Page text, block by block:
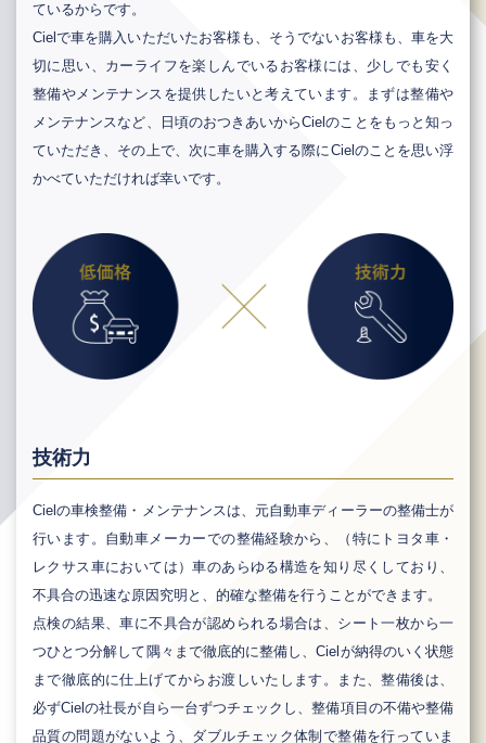
ているからです。
Cielで車を購入いただいたお客様も、そうでないお客様も、車を大
切に思い、カーライフを楽しんでいるお客様には、少しでも安く
整備やメンテナンスを提供したいと考えています。まずは整備や
メンテナンスなど、日頃のおつきあいからCielのことをもっと知っ
ていただき、その上で、次に車を購入する際にCielのことを思い浮
かべていただければ幸いです。
技術力
Cielの車検整備・メンテナンスは、元自動車ディーラーの整備士が
行います。自動車メーカーでの整備経験から、（特にトヨタ車・
レクサス車においては）車のあらゆる構造を知り尽くしており、
不具合の迅速な原因究明と、的確な整備を行うことができます。
点検の結果、車に不具合が認められる場合は、シート一枚から一
つひとつ分解して隅々まで徹底的に整備し、Cielが納得のいく状態
まで徹底的に仕上げてからお渡しいたします。また、整備後は、
必ずCielの社長が自ら一台ずつチェックし、整備項目の不備や整備
品質の問題がないよう、ダブルチェック体制で整備を行っていま